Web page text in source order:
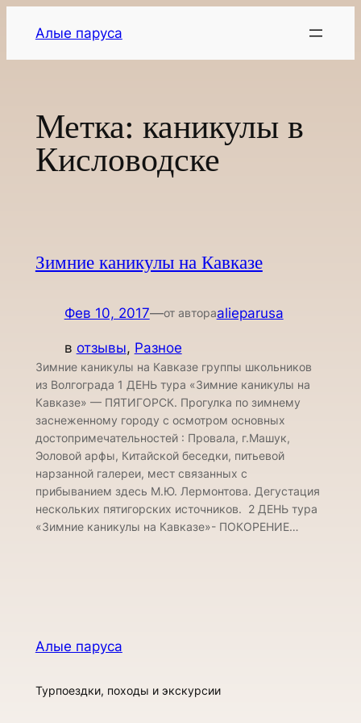
содержимому
Алые паруса
Метка: каникулы в
Кисловодске
Зимние каникулы на Кавказе
Фев 10, 2017—от автораalieparusa
в отзывы, Разное
Зимние каникулы на Кавказе группы школьников
из Волгограда 1 ДЕНЬ тура «Зимние каникулы на
Кавказе» — ПЯТИГОРСК. Прогулка по зимнему
заснеженному городу с осмотром основных
достопримечательностей : Провала, г.Машук,
Эоловой арфы, Китайской беседки, питьевой
нарзанной галереи, мест связанных с
прибыванием здесь М.Ю. Лермонтова. Дегустация
нескольких пятигорских источников. 2 ДЕНЬ тура
«Зимние каникулы на Кавказе»- ПОКОРЕНИЕ…
Алые паруса
Турпоездки, походы и экскурсии